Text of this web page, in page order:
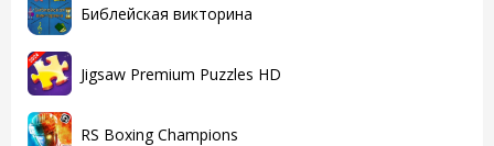
Библейская викторина
Jigsaw Premium Puzzles HD
RS Boxing Champions